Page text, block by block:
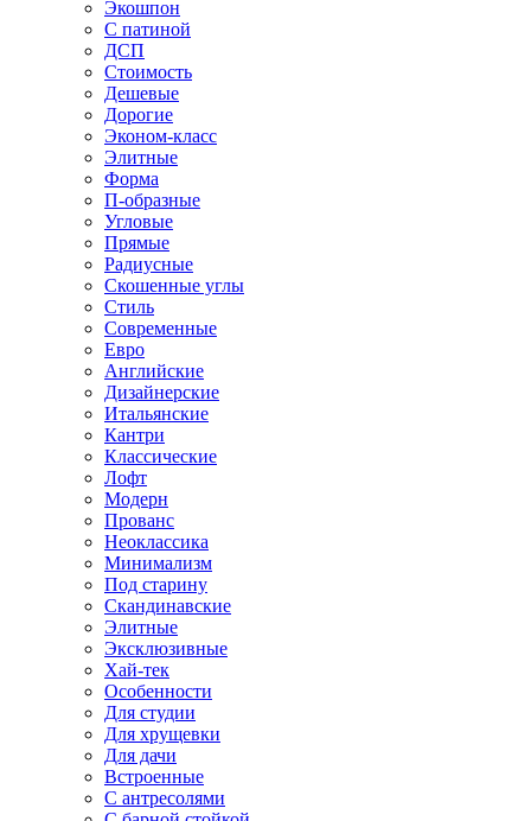
Экошпон
С патиной
ДСП
Стоимость
Дешевые
Дорогие
Эконом-класс
Элитные
Форма
П-образные
Угловые
Прямые
Радиусные
Скошенные углы
Стиль
Современные
Евро
Английские
Дизайнерские
Итальянские
Кантри
Классические
Лофт
Модерн
Прованс
Неоклассика
Минимализм
Под старину
Скандинавские
Элитные
Эксклюзивные
Хай-тек
Особенности
Для студии
Для хрущевки
Для дачи
Встроенные
С антресолями